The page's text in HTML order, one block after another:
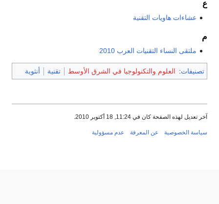
ع
عشاءات هاويات التقنية
م
ملتقى النساء التقنيات العرب 2010
تصنيفات: العلوم والتكنولوجيا في الشرق الأوسط تقنية أنثوية
آخر تعديل لهذه الصفحة كان في 11:24, 18 أكتوبر 2010.
سياسة الخصوصية عن المعرفة عدم مسؤولية